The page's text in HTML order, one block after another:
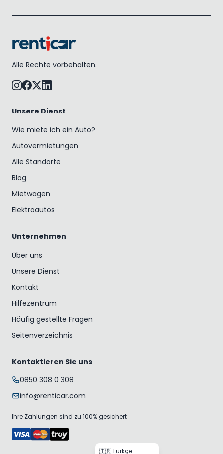
Alle Rechte vorbehalten.
Unsere Dienst
Wie miete ich ein Auto?
Autovermietungen
Alle Standorte
Blog
Mietwagen
Elektroautos
Unternehmen
Über uns
Unsere Dienst
Kontakt
Hilfezentrum
Häufig gestellte Fragen
Seitenverzeichnis
Kontaktieren Sie uns
0850 308 0 308
info@renticar.com
Ihre Zahlungen sind zu 100% gesichert
🇹🇷 Türkçe